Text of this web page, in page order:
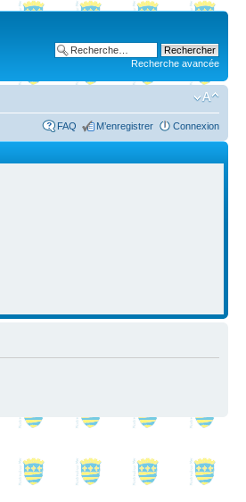
Recherche avancée
FAQ M’enregistrer Connexion